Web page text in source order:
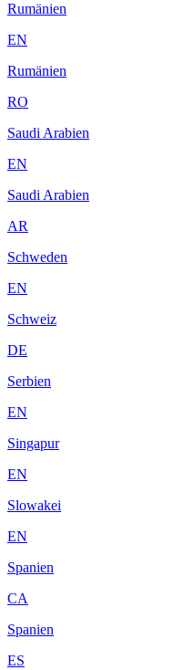
Rumänien
EN
Rumänien
RO
Saudi Arabien
EN
Saudi Arabien
AR
Schweden
EN
Schweiz
DE
Serbien
EN
Singapur
EN
Slowakei
EN
Spanien
CA
Spanien
ES